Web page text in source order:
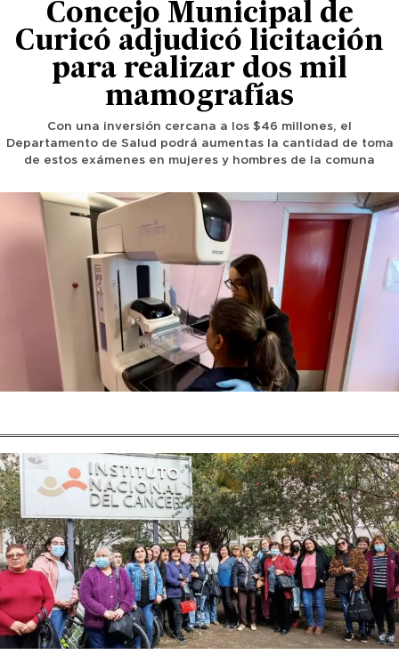
Concejo Municipal de
Curicó adjudicó licitación
para realizar dos mil
mamografías
Con una inversión cercana a los $46 millones, el
Departamento de Salud podrá aumentas la cantidad de toma
de estos exámenes en mujeres y hombres de la comuna